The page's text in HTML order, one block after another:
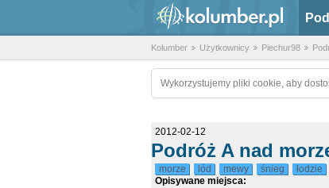
Kolumber Użytkownicy Piechur98
Wykorzystujemy pliki cookie, aby
2012-02-12
Podróż A nad
morze lód mewy śnieg
łodzie
Opisywane miejsca: